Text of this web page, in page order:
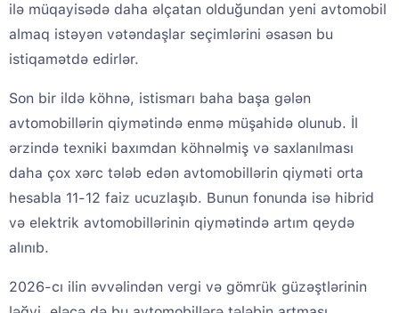
ilə müqayisədə daha əlçatan olduğundan yeni avtomobil
almaq istəyən vətəndaşlar seçimlərini əsasən bu
istiqamətdə edirlər.
Son bir ildə köhnə, istismarı baha başa gələn
avtomobillərin qiymətində enmə müşahidə olunub. İl
ərzində texniki baxımdan köhnəlmiş və saxlanılması
daha çox xərc tələb edən avtomobillərin qiyməti orta
hesabla 11-12 faiz ucuzlaşıb. Bunun fonunda isə hibrid
və elektrik avtomobillərinin qiymətində artım qeydə
alınıb.
2026-cı ilin əvvəlindən vergi və gömrük güzəştlərinin